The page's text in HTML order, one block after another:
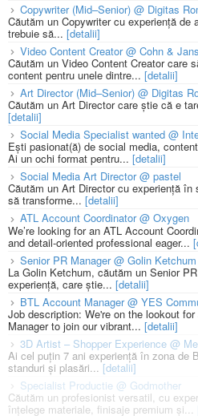
Copywriter (Mid–Senior) @ Digitas
Căutăm un Copywriter cu experiență de
trebuie să... [detalii]
Video Content Creator @ Cohn &
Căutăm un Video Content Creator care
content pentru unele dintre... [detalii]
Art Director (Mid–Senior) @ Digitas
Căutăm un Art Director care știe că e
[detalii]
Social Media Specialist wanted @
Ești pasionat(ă) de social media,
Ai un ochi format pentru... [detalii]
Social Media Art Director @ pastel
Căutăm un Art Director cu experiență
să transforme... [detalii]
ATL Account Coordinator @ Oxygen
We’re looking for an ATL Account
and detail-oriented professional eager...
Senior PR Manager @ Golin Ketchum
La Golin Ketchum, căutăm un Senior
experiență, care știe... [detalii]
BTL Account Manager @ YES
Job description: We're on the lookout
Manager to join our vibrant... [detalii]
3D Artist – Shopper Experience @
Ai cel puțin 7 ani experiență în zona de
standuri și plasări...[detalii]
Specialist Productie @ Godmother
Căutăm un profesionist versatil, cu
înțelege materiale, finisaje premium și...